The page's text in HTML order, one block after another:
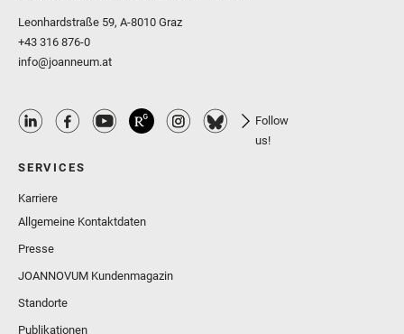
Leonhardstraße 59, A-8010 Graz
+43 316 876-0
info@joanneum.at
Follow
us!
SERVICES
Karriere
Allgemeine Kontaktdaten
Presse
JOANNOVUM Kundenmagazin
Standorte
Publikationen